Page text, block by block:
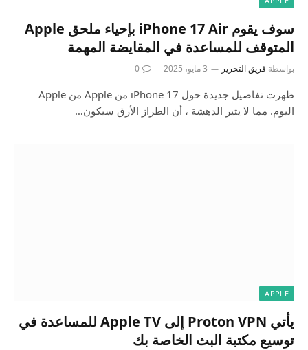
سوف يقوم iPhone 17 Air بإحياء ملحق Apple
المتوقف للمساعدة في المقايضة المهمة
بواسطة فريق التحرير 3 مايو، 2025 0
ظهرت تفاصيل جديدة حول iPhone 17 من Apple من Apple
اليوم. مما لا يثير الدهشة ، أن الطراز الأرق سيكون…
APPLE
يأتي Proton VPN إلى Apple TV للمساعدة في
توسيع مكتبة البث الخاصة بك